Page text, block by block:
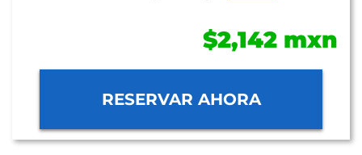
$2,142 mxn
RESERVAR AHORA